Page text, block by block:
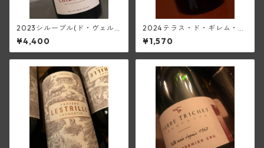
2023シルーブル(ド・ヴェル
ニュス)
¥4,400
2024テラス・ド・ギレム・メ
ルロー<ペイ・ドック>(ムーラ
ン・ド・ガサック)
¥1,570